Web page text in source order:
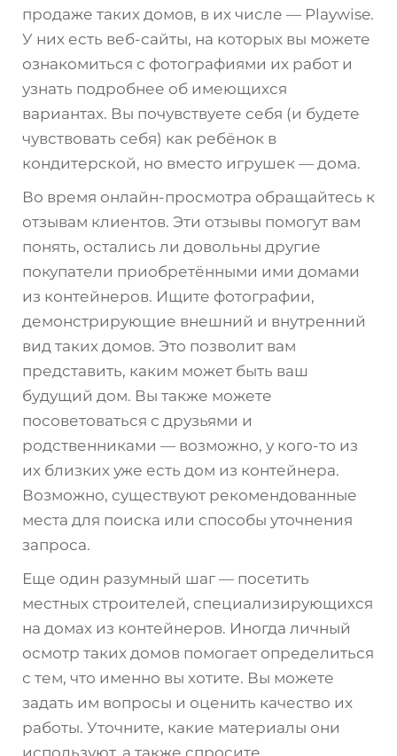
продаже таких домов, в их числе — Playwise.
У них есть веб-сайты, на которых вы можете
ознакомиться с фотографиями их работ и
узнать подробнее об имеющихся
вариантах. Вы почувствуете себя (и будете
чувствовать себя) как ребёнок в
кондитерской, но вместо игрушек — дома.
Во время онлайн-просмотра обращайтесь к
отзывам клиентов. Эти отзывы помогут вам
понять, остались ли довольны другие
покупатели приобретёнными ими домами
из контейнеров. Ищите фотографии,
демонстрирующие внешний и внутренний
вид таких домов. Это позволит вам
представить, каким может быть ваш
будущий дом. Вы также можете
посоветоваться с друзьями и
родственниками — возможно, у кого-то из
их близких уже есть дом из контейнера.
Возможно, существуют рекомендованные
места для поиска или способы уточнения
запроса.
Еще один разумный шаг — посетить
местных строителей, специализирующихся
на домах из контейнеров. Иногда личный
осмотр таких домов помогает определиться
с тем, что именно вы хотите. Вы можете
задать им вопросы и оценить качество их
работы. Уточните, какие материалы они
используют, а также спросите,